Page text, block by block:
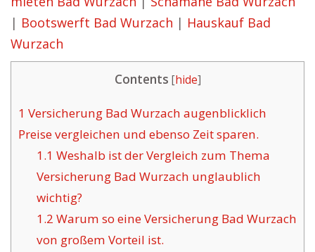
| Bootswerft Bad Wurzach | Hauskauf Bad
Wurzach
Contents [hide]
1 Versicherung Bad Wurzach augenblicklich
Preise vergleichen und ebenso Zeit sparen.
1.1 Weshalb ist der Vergleich zum Thema
Versicherung Bad Wurzach unglaublich
wichtig?
1.2 Warum so eine Versicherung Bad Wurzach
von großem Vorteil ist.